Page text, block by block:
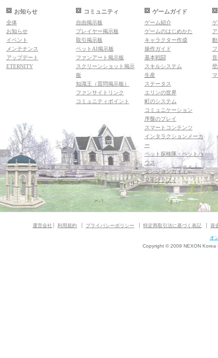
お知らせ
全体
お知らせ
イベント
メンテナンス
アップデート
ETERNITY
コミュニティ
自由掲示板
プレイヤー掲示板
取引掲示板
ペットAI掲示板
ファンアート掲示板
スクリーンショット掲示
板
知識王（質問掲示板）
ファンサイトリンク
コミュニティポイント
ゲームガイド
ゲーム紹介
ゲームのはじめかた
キャラクター作成
操作ガイド
基本戦闘
スキルシステム
生産
ステータス
エリンの世界
町のシステム
コミュニケーション
序盤のプレイ
スマートコンテンツ
インタラクションメーカ
ー
ペット探検隊・ペットハ
ウス
ダンジョンガイド
マギグラフィ
運営会社 利用規約 プライバシーポリシー 特定商取引法に基づく表記 資
オ
Copyright © 2009 NEXON Korea